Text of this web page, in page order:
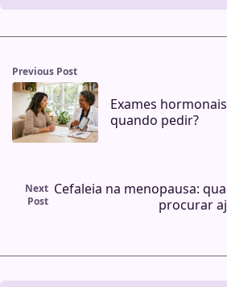
Previous Post
Exames
quando pedir?
Next
Post
Cefaleia na menopausa:
procurar